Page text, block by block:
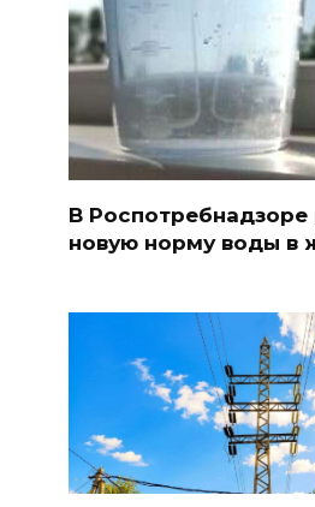
В Роспотребнадзоре
новую норму воды в